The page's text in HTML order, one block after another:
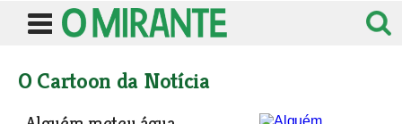
O Cartoon da Notícia